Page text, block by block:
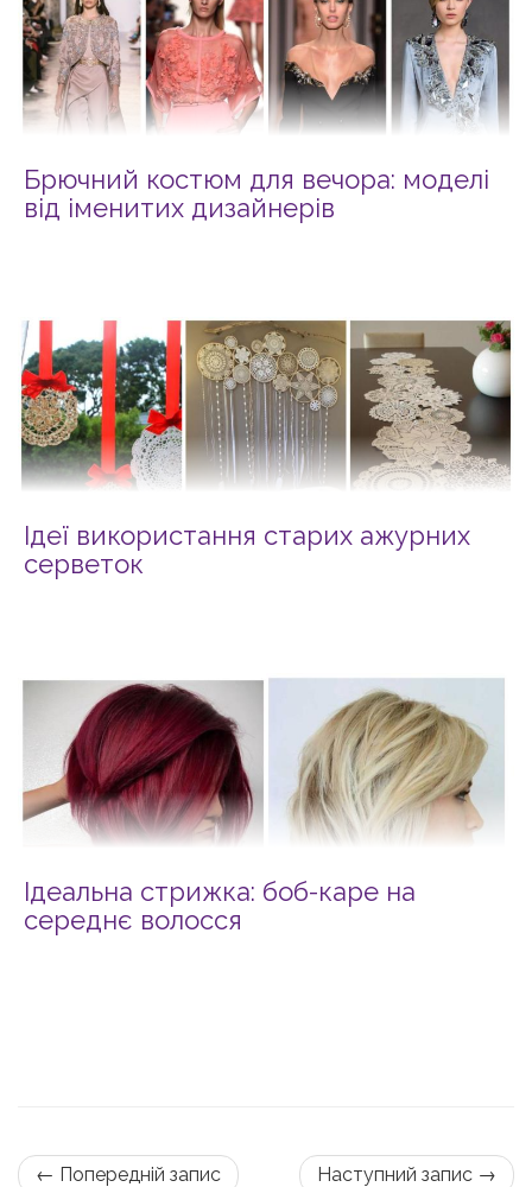
Брючний костюм для вечора: моделі
від іменитих дизайнерів
Ідеї використання старих ажурних
серветок
Ідеальна стрижка: боб-каре на
середнє волосся
← Попередній запис Наступний запис →